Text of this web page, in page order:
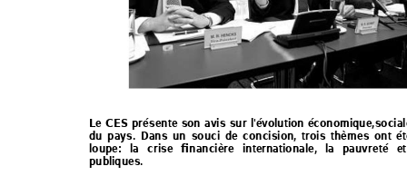
Le CES présente son avis sur l'évolution économi
du pays. Dans un souci de concision, trois thèmes ont
loupe: la crise financière internationale, la pauvreté
publiques.